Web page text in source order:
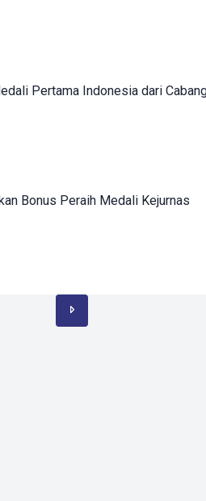
Pertama Indonesia dari
Bonus Peraih Medali Kejurnas